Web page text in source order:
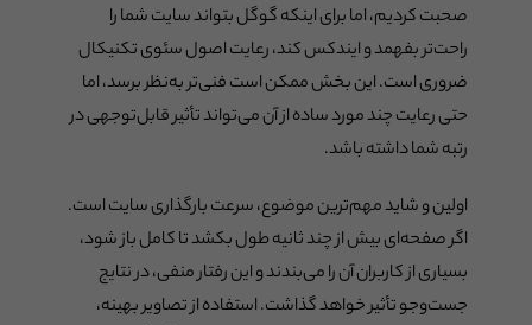
صحبت کردیم، اما برای اینکه گوگل بتواند سایت شما را
راحت‌تر بفهمد و ایندکس کند، رعایت اصول سئوی تکنیکال
ضروری است. این بخش ممکن است فنی‌تر به‌نظر برسد، اما
حتی رعایت چند مورد ساده از آن می‌تواند تأثیر قابل‌توجهی در
رتبه شما داشته باشد.
اولین و شاید مهم‌ترین موضوع، سرعت بارگذاری سایت است.
اگر صفحه‌ای بیش از چند ثانیه طول بکشد تا کامل باز شود،
بسیاری از کاربران آن را می‌بندند و این رفتار منفی، در نتایج
جست‌وجو تأثیر خواهد گذاشت. استفاده از تصاویر بهینه،